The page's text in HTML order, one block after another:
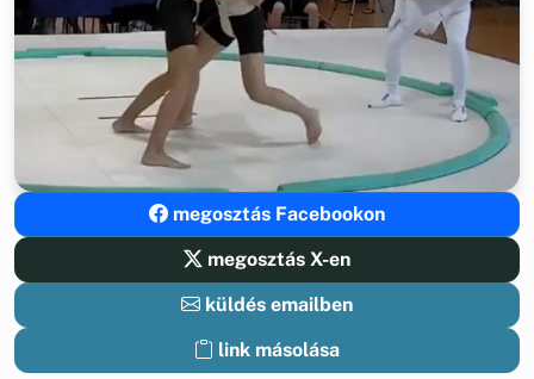
megosztás Facebookon
megosztás X-en
küldés emailben
link másolása